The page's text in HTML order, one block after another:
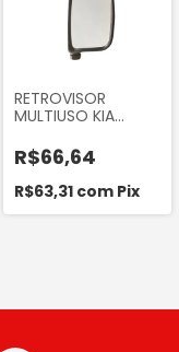
RETROVISOR
MULTIUSO KIA
R$66,64
R$63,31 com Pix